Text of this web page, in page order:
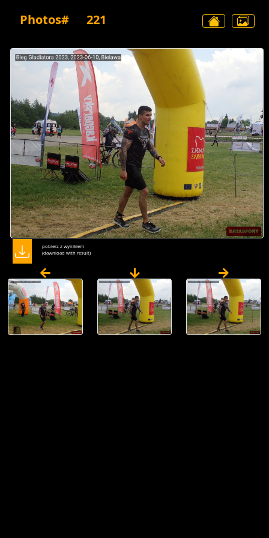
Photos# 221
pobierz z wynikiem
(dawnload with result)